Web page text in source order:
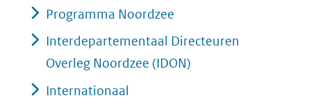
Programma Noordzee
Interdepartementaal Directeuren
Overleg Noordzee (IDON)
Internationaal